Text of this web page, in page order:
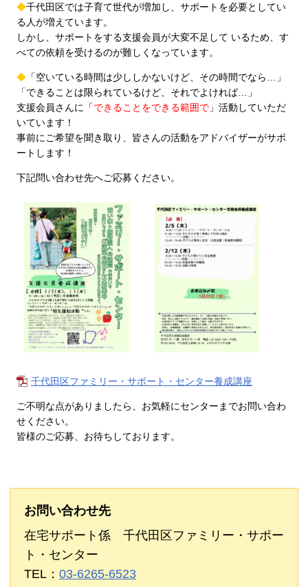
◆千代田区では子育て世代が増加し、サポートを必要としてい
る人が増えています。
しかし、サポートをする支援会員が大変不足して いるため、す
べての依頼を受けるのが難しくなっています。
◆ 「空いている時間は少ししかないけど、その時間でなら…」
「できることは限られているけど、それでよければ…」
支援会員さんに「できることをできる範囲で 」活動していただ
いています！
事前にご希望を聞き取り、皆さんの活動をアドバイザーがサポ
ートします！
下記問い合わせ先へご応募ください。
千代田区ファミリー・サポート・センター養成講座
ご不明な点がありましたら、お気軽にセンターまでお問い合わ
せください。
皆様のご応募、お待ちしております。
お問い合わせ先
在宅サポート係 千代田区ファミリー・サポー
ト・センター
TEL： 03-6265-6523